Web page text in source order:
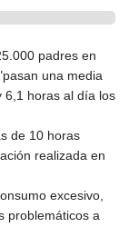
padres en
una media
6,1 horas al día los
de 10 horas
realizada en
excesivo,
problemáticos a